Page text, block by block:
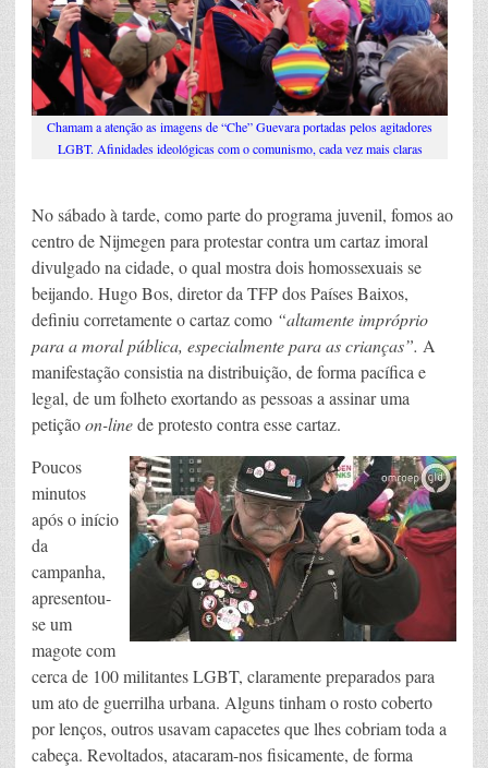
Chamam a atenção as imagens de “Che” Guevara portadas pelos agitadores
LGBT. Afinidades ideológicas com o comunismo, cada vez mais claras
No sábado à tarde, como parte do programa juvenil, fomos ao
centro de Nijmegen para protestar contra um cartaz imoral
divulgado na cidade, o qual mostra dois homossexuais se
beijando. Hugo Bos, diretor da TFP dos Países Baixos,
definiu corretamente o cartaz como “altamente impróprio
para a moral pública, especialmente para as crianças”. A
manifestação consistia na distribuição, de forma pacífica e
legal, de um folheto exortando as pessoas a assinar uma
petiçãoon-linede protesto contra esse cartaz.
Poucos
minutos
após o início
da
campanha,
apresentou-
se um
magote com
cerca de 100 militantes LGBT, claramente preparados para
um ato de guerrilha urbana. Alguns tinham o rosto coberto
por lenços, outros usavam capacetes que lhes cobriam toda a
cabeça. Revoltados, atacaram-nos fisicamente, de forma